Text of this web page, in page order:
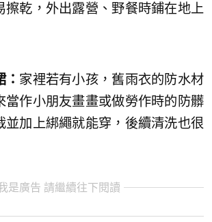
擦乾，外出露營、野餐時鋪在地上
家裡若有小孩，舊雨衣的防水材
當作小朋友畫畫或做勞作時的防髒
並加上綁繩就能穿，後續清洗也很
是廣告 請繼續往下閱讀